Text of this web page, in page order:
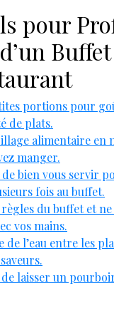
pour
portions pour
de plats.
alimentaire en
manger.
bien vous servir
fois au buffet.
règles du buffet et
vos mains.
de l’eau entre les
de laisser un